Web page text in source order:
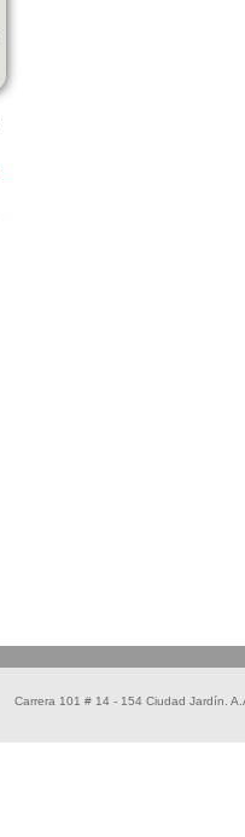
Carrera 101 # 14 - 154 Ciudad Jardín.